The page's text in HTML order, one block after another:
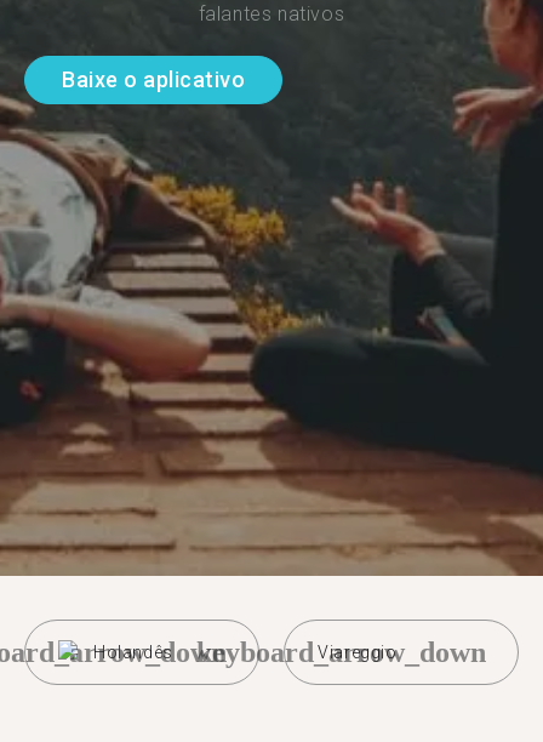
falantes nativos
Baixe o aplicativo
Holandês Viareggio
keyboard_arrow_down